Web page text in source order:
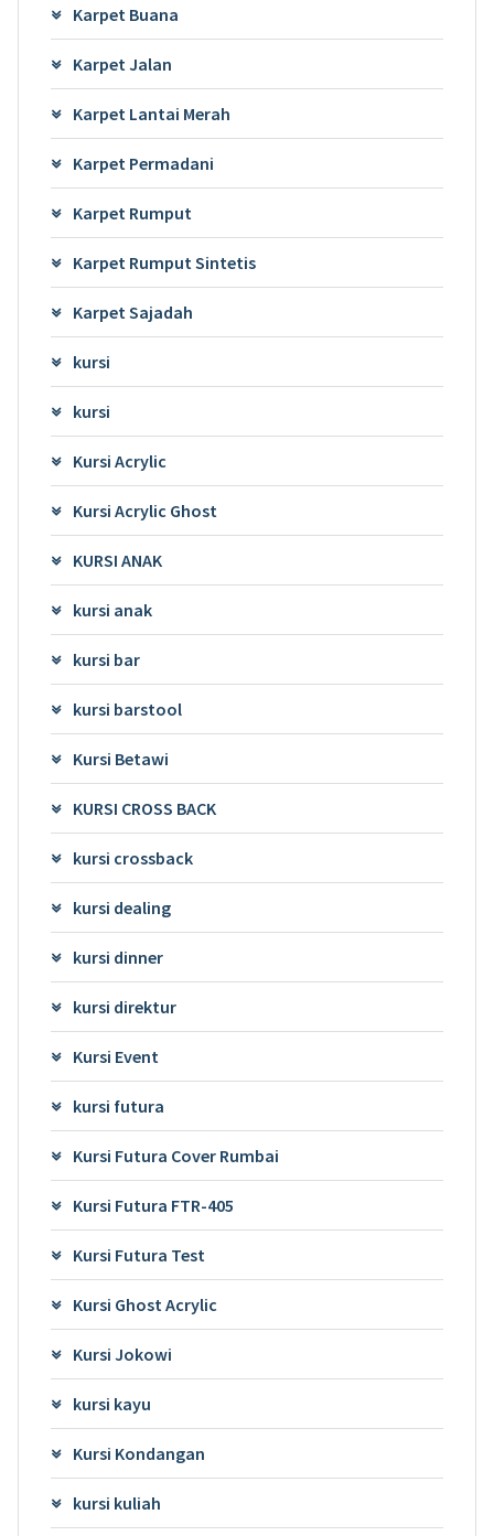
Karpet Buana
Karpet Jalan
Karpet Lantai Merah
Karpet Permadani
Karpet Rumput
Karpet Rumput Sintetis
Karpet Sajadah
kursi
kursi
Kursi Acrylic
Kursi Acrylic Ghost
KURSI ANAK
kursi anak
kursi bar
kursi barstool
Kursi Betawi
KURSI CROSS BACK
kursi crossback
kursi dealing
kursi dinner
kursi direktur
Kursi Event
kursi futura
Kursi Futura Cover Rumbai
Kursi Futura FTR-405
Kursi Futura Test
Kursi Ghost Acrylic
Kursi Jokowi
kursi kayu
Kursi Kondangan
kursi kuliah